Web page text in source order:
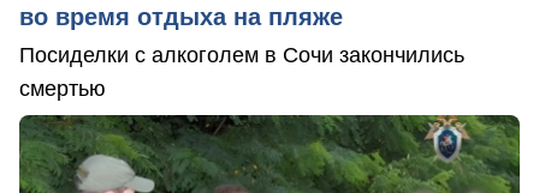
во время отдыха на пляже
Посиделки с алкоголем в Сочи закончились
смертью